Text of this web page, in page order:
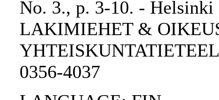
No. 3., p. 3-10. -
LAKIMIEHET &
0356-4037